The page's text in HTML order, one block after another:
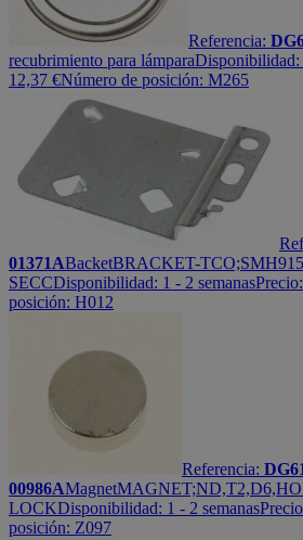
Referencia:
recubrimiento para lámparaDisponibilidad:
12,37 €Número de posición: M265
01371ABacketBRACKET-
SECCDisponibilidad: 1 - 2 semanasPrecio:
posición: H012
Referencia:
00986AMagnet
LOCKDisponibilidad: 1 - 2 semanas
posición: Z097